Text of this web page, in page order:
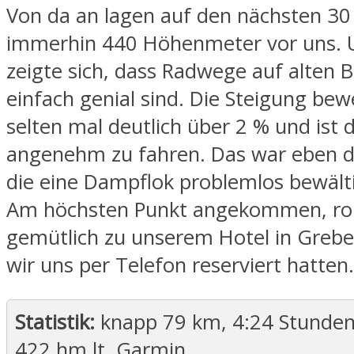
Von da an lagen auf den nächsten
immerhin 440 Höhenmeter vor uns.
zeigte sich, dass Radwege auf alten
einfach genial sind. Die Steigung
selten mal deutlich über 2 % und ist
angenehm zu fahren. Das war eben
die eine Dampflok problemlos
Am höchsten Punkt angekommen,
gemütlich zu unserem Hotel in
wir uns per Telefon reserviert hatten.
Statistik: knapp 79 km, 4:24